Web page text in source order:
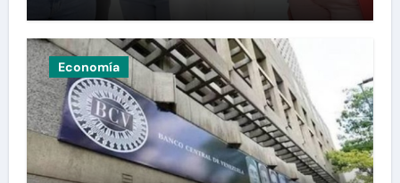
Economía